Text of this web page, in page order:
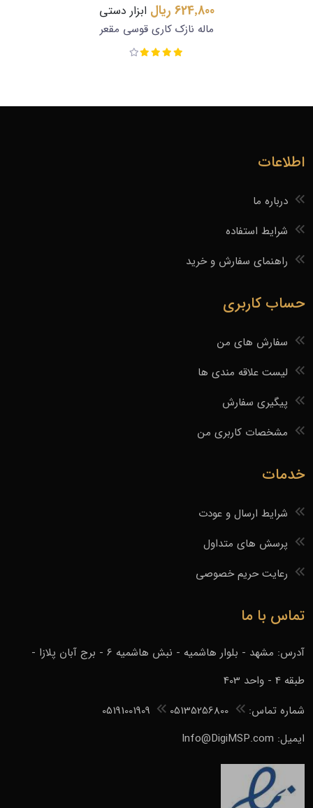
624٬800 ریال ابزار دستی
ماله نازک کاری قوسی مقعر
اطلاعات
درباره ما
شرایط استفاده
راهنمای سفارش و خرید
حساب کاربری
سفارش های من
لیست علاقه مندی ها
پیگیری سفارش
مشخصات کاربری من
خدمات
شرایط ارسال و عودت
پرسش های متداول
رعایت حریم خصوصی
تماس با ما
آدرس: مشهد - بلوار هاشمیه - نبش هاشمیه 6 - برج آبان پلازا -
طبقه 4 - واحد 403
شماره تماس:
05135256800
05191001909
ایمیل: Info@DigiMSP.com